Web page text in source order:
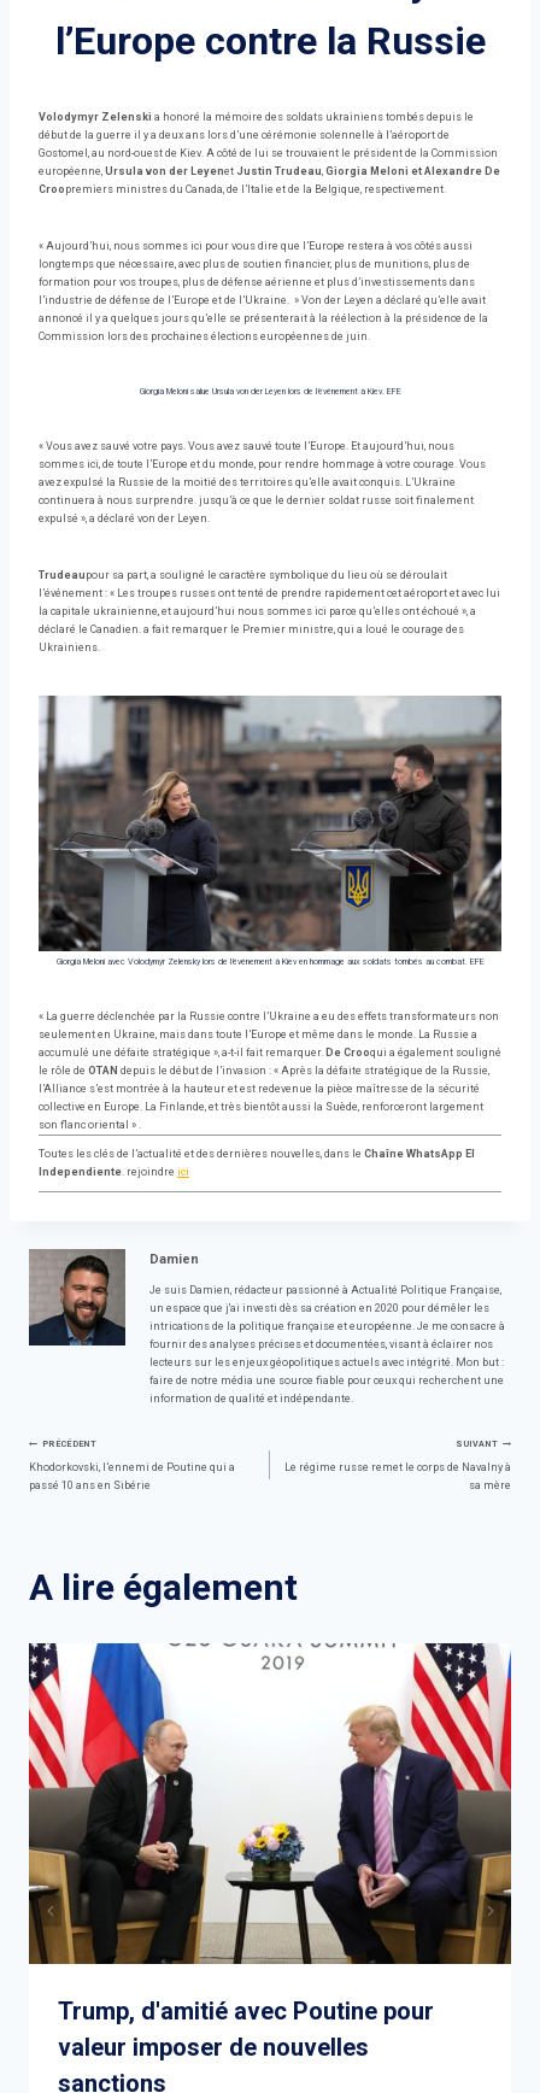
l’Europe contre la Russie
Volodymyr Zelenski a honoré la mémoire des soldats ukrainiens tombés depuis le
début de la guerre il y a deux ans lors d’une cérémonie solennelle à l’aéroport de
Gostomel, au nord-ouest de Kiev. A côté de lui se trouvaient le président de la Commission
européenne, Ursula von der Leyenet Justin Trudeau, Giorgia Meloni et Alexandre De
Croo premiers ministres du Canada, de l’Italie et de la Belgique, respectivement.
« Aujourd’hui, nous sommes ici pour vous dire que l’Europe restera à vos côtés aussi
longtemps que nécessaire, avec plus de soutien financier, plus de munitions, plus de
formation pour vos troupes, plus de défense aérienne et plus d’investissements dans
l’industrie de défense de l’Europe et de l’Ukraine. » Von der Leyen a déclaré qu’elle avait
annoncé il y a quelques jours qu’elle se présenterait à la réélection à la présidence de la
Commission lors des prochaines élections européennes de juin.
Giorgia Meloni salue Ursula von der Leyen lors de l’événement à Kiev. EFE
« Vous avez sauvé votre pays. Vous avez sauvé toute l’Europe. Et aujourd’hui, nous
sommes ici, de toute l’Europe et du monde, pour rendre hommage à votre courage. Vous
avez expulsé la Russie de la moitié des territoires qu’elle avait conquis. L’Ukraine
continuera à nous surprendre. jusqu’à ce que le dernier soldat russe soit finalement
expulsé », a déclaré von der Leyen.
Trudeau pour sa part, a souligné le caractère symbolique du lieu où se déroulait
l’événement : « Les troupes russes ont tenté de prendre rapidement cet aéroport et avec lui
la capitale ukrainienne, et aujourd’hui nous sommes ici parce qu’elles ont échoué », a
déclaré le Canadien. a fait remarquer le Premier ministre, qui a loué le courage des
Ukrainiens.
Giorgia Meloni avec Volodymyr Zelensky lors de l’événement à Kiev en hommage aux soldats tombés au combat. EFE
« La guerre déclenchée par la Russie contre l’Ukraine a eu des effets transformateurs non
seulement en Ukraine, mais dans toute l’Europe et même dans le monde. La Russie a
accumulé une défaite stratégique », a-t-il fait remarquer. De Crooqui a également souligné
le rôle de OTAN depuis le début de l’invasion : « Après la défaite stratégique de la Russie,
l’Alliance s’est montrée à la hauteur et est redevenue la pièce maîtresse de la sécurité
collective en Europe. La Finlande, et très bientôt aussi la Suède, renforceront largement
son flanc oriental » .
Toutes les clés de l’actualité et des dernières nouvelles, dans le Chaîne WhatsApp El
Independiente. rejoindre ici
Damien
Je suis Damien, rédacteur passionné à Actualité Politique Française,
un espace que j'ai investi dès sa création en 2020 pour démêler les
intrications de la politique française et européenne. Je me consacre à
fournir des analyses précises et documentées, visant à éclairer nos
lecteurs sur les enjeux géopolitiques actuels avec intégrité. Mon but :
faire de notre média une source fiable pour ceux qui recherchent une
information de qualité et indépendante.
Navigation
PRÉCÉDENT
Khodorkovski, l’ennemi de Poutine qui a
passé 10 ans en Sibérie
SUIVANT
Le régime russe remet le corps de Navalny à
sa mère
A lire également
Trump, d'amitié avec Poutine pour
valeur imposer de nouvelles
sanctions